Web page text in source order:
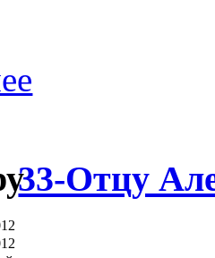
33-Отцу